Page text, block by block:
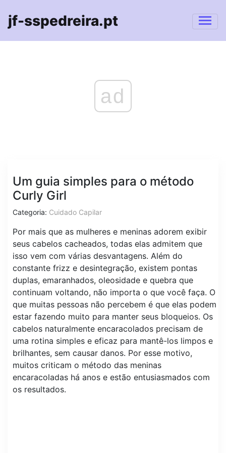
jf-sspedreira.pt
ad
Um guia simples para o método
Curly Girl
Categoria: Cuidado Capilar
Por mais que as mulheres e meninas adorem exibir
seus cabelos cacheados, todas elas admitem que
isso vem com várias desvantagens. Além do
constante frizz e desintegração, existem pontas
duplas, emaranhados, oleosidade e quebra que
continuam voltando, não importa o que você faça. O
que muitas pessoas não percebem é que elas podem
estar fazendo muito para manter seus bloqueios. Os
cabelos naturalmente encaracolados precisam de
uma rotina simples e eficaz para mantê-los limpos e
brilhantes, sem causar danos. Por esse motivo,
muitos criticam o método das meninas
encaracoladas há anos e estão entusiasmados com
os resultados.